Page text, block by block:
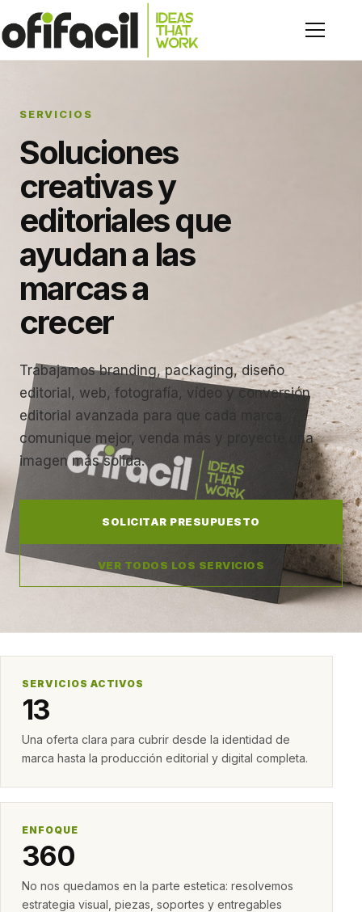
SERVICIOS
Soluciones
creativas y
editoriales que
ayudan a las
marcas a
crecer
Trabajamos branding, packaging, diseño
editorial, web, fotografía, vídeo y conversión
editorial avanzada para que cada marca
comunique mejor, venda más y proyecte una
imagen más solida.
SOLICITAR PRESUPUESTO
VER TODOS LOS SERVICIOS
SERVICIOS ACTIVOS
13
Una oferta clara para cubrir desde la identidad de
marca hasta la producción editorial y digital completa.
ENFOQUE
360
No nos quedamos en la parte estetica: resolvemos
estrategia visual, piezas, soportes y entregables